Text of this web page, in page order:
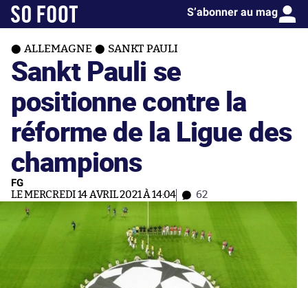
S’abonner au mag
ALLEMAGNE SANKT PAULI
Sankt Pauli se
positionne contre la
réforme de la Ligue des
champions
FG
LE MERCREDI 14 AVRIL 2021 À 14:04 62